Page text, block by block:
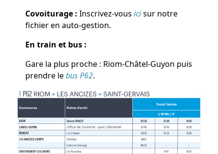
Covoiturage : Inscrivez-vous icisur notre
fichier en auto-gestion.
En train et bus :
Gare la plus proche : Riom-Châtel-Guyon puis
prendre lebus P62.